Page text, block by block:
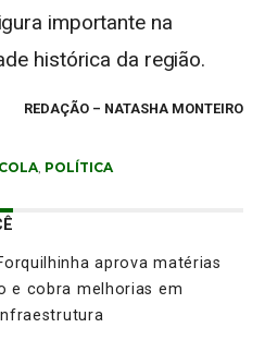
importante na
histórica da região.
REDAÇÃO – NATASHA MONTEIRO
, POLÍTICA
aprova matérias
e cobra melhorias em